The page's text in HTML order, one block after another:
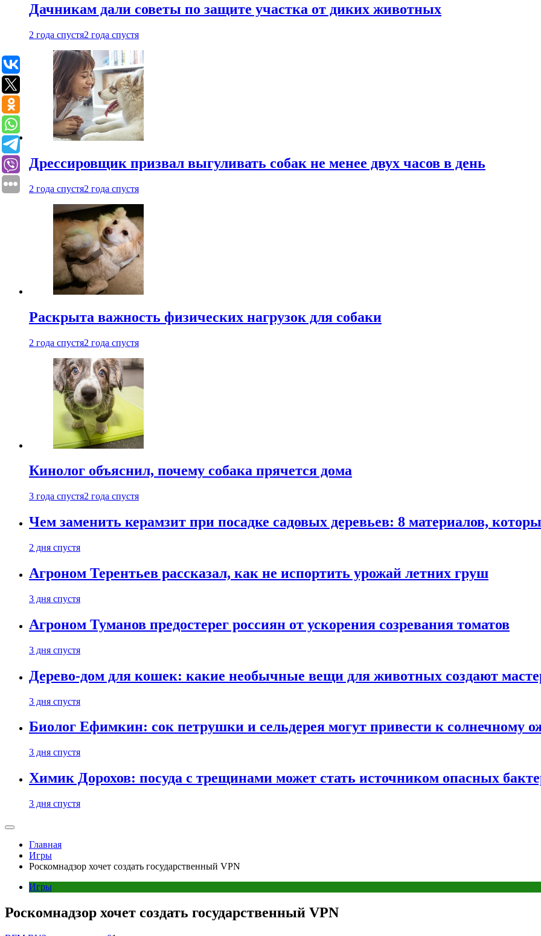
Дачникам дали советы по защите участка от диких животных
2 года спустя2 года спустя
Дрессировщик призвал выгуливать собак не менее двух часов в день
2 года спустя2 года спустя
Раскрыта важность физических нагрузок для собаки
2 года спустя2 года спустя
Кинолог объяснил, почему собака прячется дома
3 года спустя2 года спустя
Чем заменить керамзит при посадке садовых деревьев: 8 материалов,
2 дня спустя
Агроном Терентьев рассказал, как не испортить урожай летних груш
3 дня спустя
Агроном Туманов предостерег россиян от ускорения созревания томатов
3 дня спустя
Дерево-дом для кошек: какие необычные вещи для животных создают
3 дня спустя
Биолог Ефимкин: сок петрушки и сельдерея могут привести к солнечному
3 дня спустя
Химик Дорохов: посуда с трещинами может стать источником опасных
3 дня спустя
Главная
Игры
Роскомнадзор хочет создать государственный VPN
Игры
Роскомнадзор хочет создать государственный VPN